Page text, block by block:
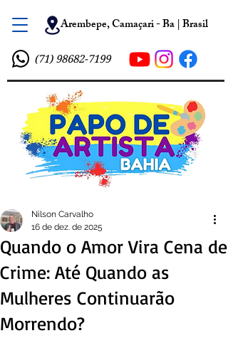
Arembepe, Camaçari - Ba | Brasil
(71) 98682-7199
Quando o Amor Vira Cena de
Crime: Até Quando as
Mulheres Continuarão
Morrendo?
Nilson Carvalho
16 de dez. de 2025